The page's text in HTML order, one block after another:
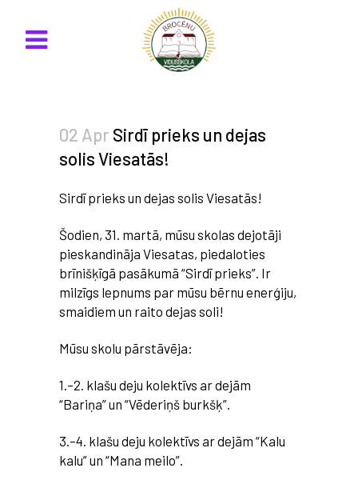
02 Apr Sirdī prieks un dejas
solis Viesatās!
Sirdī prieks un dejas solis Viesatās!
Šodien, 31. martā, mūsu skolas dejotāji
pieskandināja Viesatas, piedaloties
brīnišķīgā pasākumā “Sirdī prieks”. Ir
milzīgs lepnums par mūsu bērnu enerģiju,
smaidiem un raito dejas soli!
Mūsu skolu pārstāvēja:
1.–2. klašu deju kolektīvs ar dejām
“Bariņa” un “Vēderiņš burkšķ”.
3.–4. klašu deju kolektīvs ar dejām “Kalu
kalu” un “Mana meilo”.